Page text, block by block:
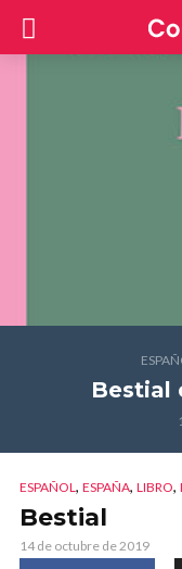
Bestial
ESPAÑOL, ESPAÑA, LIBRO,
Bestial
14 de octubre de 2019